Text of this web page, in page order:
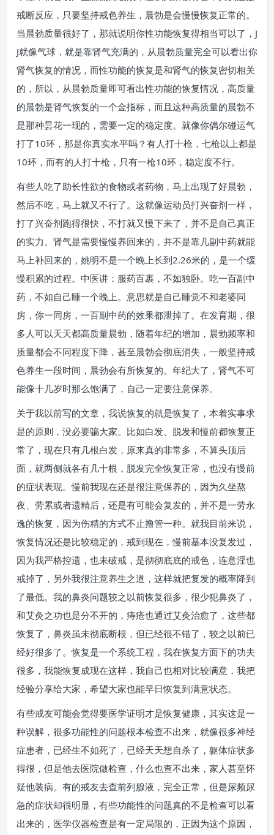
戒断反应，只要坚持戒色养生，晨勃是会慢慢恢复正常的。
当晨勃质量很好了，那就说明你性功能恢复得相当可以了，J
J就像气球，就是靠肾气充满的，从晨勃质量完全可以看出你
肾气恢复的情况，而性功能的恢复是和肾气的恢复密切相关
的，所以，从晨勃质量即可看出性功能的恢复情况，高质量
的晨勃是肾气恢复的一个金指标，而且这种高质量的晨勃不
是那种昙花一现的，需要一定的稳定度。就像你偶尔碰运气
打了10环，那是你真实水平吗？有人打十枪，七枪以上都是
10环，而有的人打十枪，只有一枪10环，稳定度不行。
有些人吃了助长性欲的食物或者药物，马上出现了好晨勃，
然后不吃，马上就又不行了。这就像运动员打兴奋剂一样，
打了兴奋剂跑得很快，不打就又慢下来了，并不是自己真正
的实力。肾气是需要慢慢养回来的，并不是靠几副中药就能
马上补回来的，姚明不是一个晚上长到2.26米的，是一个缓
慢积累的过程。中医讲：服药百裹，不如独卧。吃一百副中
药，不如自己睡一个晚上。意思就是自己睡觉不和老婆同
房，你一同房，一百副中药的效果都泄掉了。在发育期，很
多人可以天天都高质量晨勃，随着年纪的增加，晨勃频率和
质量都会不同程度下降，甚至晨勃会彻底消失，一般坚持戒
色养生一段时间，晨勃会有所恢复的。年纪大了，肾气不可
能像十几岁时那么饱满了，自己一定要注意保养。
关于我以前写的文章，我说恢复的就是恢复了，本着实事求
是的原则，没必要骗大家。比如白发、脱发和慢前都恢复正
常了，现在只有几根白发，原来真的非常多，不算头顶后
面，就两侧就各有几十根，脱发完全恢复正常，也没有慢前
的症状表现。慢前我现在还是很注意保养的，因为久坐熬
夜、劳累或者遗精后，还是有可能会复发的，并不是一劳永
逸的恢复，因为伤精的方式不止撸管一种。就我目前来说，
恢复情况还是比较稳定的，戒到现在，慢前基本没复发过，
因为我严格控遗，也未破戒，是彻彻底底的戒色，连意淫也
戒掉了，另外我很注意养生之道，这样就把复发的概率降到
了最低。我的鼻炎问题较之以前恢复很多，很少犯鼻炎了，
和艾灸之功也是分不开的，痔疮也通过艾灸治愈了，这些都
恢复了，鼻炎虽未彻底断根，但已经很不错了，较之以前已
经好很多了。恢复是一个系统工程，我在恢复方面下的功夫
很多，我能恢复成现在这样，我自己也相对比较满意，我把
经验分享给大家，希望大家也能早日恢复到满意状态。
有些戒友可能会觉得要医学证明才是恢复健康，其实这是一
种误解，很多功能性的问题根本检查不出来，就像很多神经
症患者，已经生不如死了，已经天天想自杀了，躯体症状多
得很，但是他去医院做检查，什么也查不出来，家人甚至怀
疑他装病。有的戒友去查前列腺液，完全正常，但是尿频尿
急的症状却很明显，有些功能性的问题真的不是检查可以看
出来的，医学仪器检查是有一定局限的，正因为这个原因，